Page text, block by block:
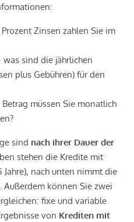
Prozent Zinsen zahlen Sie im
was sind die jährlichen
plus Gebühren) für den
müssen Sie monatlich
sind nach ihrer Dauer der
stehen die Kredite mit
Jahre), nach unten nimmt die
Außerdem können Sie zwei
fixe und variable
von Krediten mit